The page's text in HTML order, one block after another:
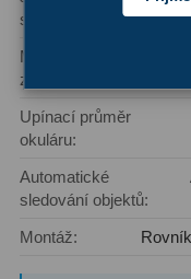
Amici hranoly 90°7
AstroFoto
Planetární kamery
Guiding kamery
světla:
Maximální užitečné
zvětšení:
Upínací průměr
okuláru:
Automatické
sledování objektů:
Montáž: